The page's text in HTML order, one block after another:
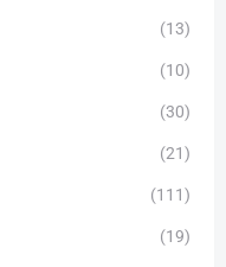
(13)
(10)
(30)
(21)
(111)
(19)